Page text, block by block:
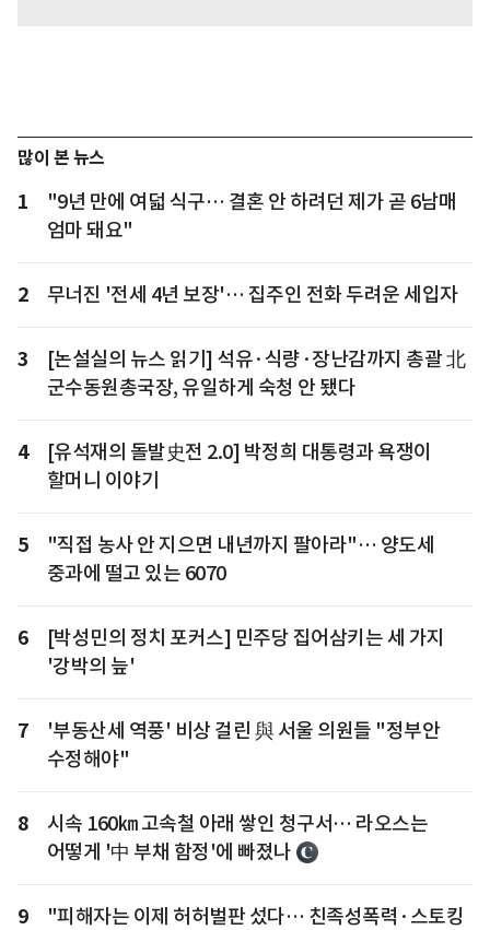
많이 본 뉴스
1
"9년 만에 여덟 식구… 결혼 안 하려던 제가 곧 6남매
엄마 돼요"
2 무너진 '전세 4년 보장'… 집주인 전화 두려운 세입자
3
[논설실의 뉴스 읽기] 석유·식량·장난감까지 총괄 北
군수동원총국장, 유일하게 숙청 안 됐다
4
[유석재의 돌발史전 2.0] 박정희 대통령과 욕쟁이
할머니 이야기
5
"직접 농사 안 지으면 내년까지 팔아라"… 양도세
중과에 떨고 있는 6070
6
[박성민의 정치 포커스] 민주당 집어삼키는 세 가지
'강박의 늪'
7
'부동산세 역풍' 비상 걸린 與 서울 의원들 "정부안
수정해야"
8
시속 160㎞ 고속철 아래 쌓인 청구서… 라오스는
어떻게 '中 부채 함정'에 빠졌나
9
"피해자는 이제 허허벌판 섰다… 친족성폭력·스토킹